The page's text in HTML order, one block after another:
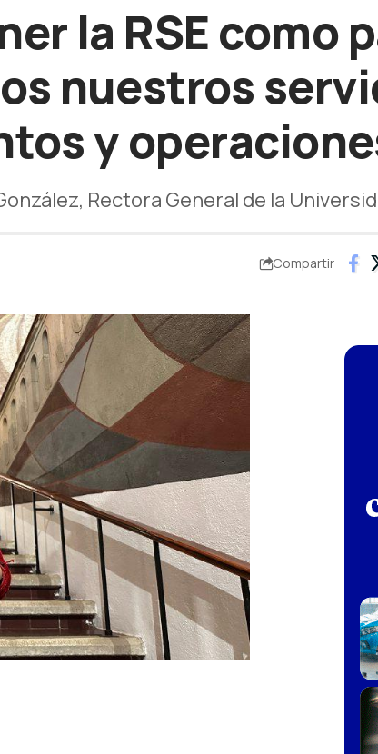
la RSE como
nuestros
y
Rectora General de la
Compartir